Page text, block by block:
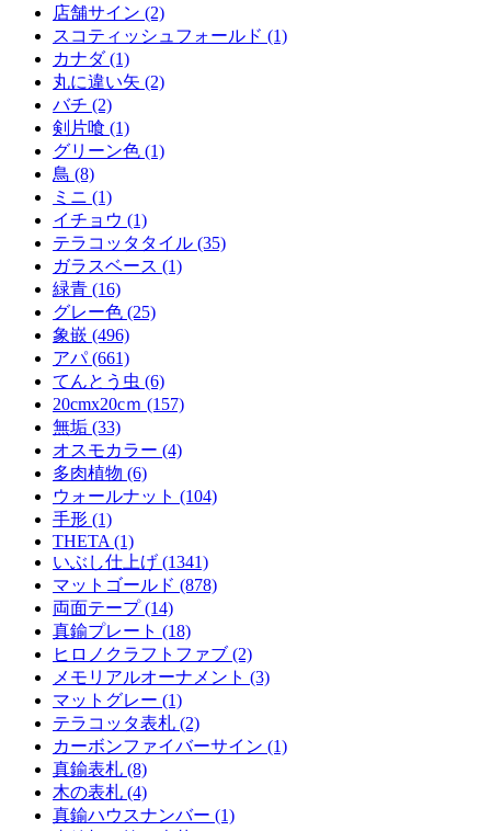
店舗サイン (2)
スコティッシュフォールド (1)
カナダ (1)
丸に違い矢 (2)
バチ (2)
剣片喰 (1)
グリーン色 (1)
鳥 (8)
ミニ (1)
イチョウ (1)
テラコッタタイル (35)
ガラスベース (1)
緑青 (16)
グレー色 (25)
象嵌 (496)
アパ (661)
てんとう虫 (6)
20cmx20cｍ (157)
無垢 (33)
オスモカラー (4)
多肉植物 (6)
ウォールナット (104)
手形 (1)
THETA (1)
いぶし仕上げ (1341)
マットゴールド (878)
両面テープ (14)
真鍮プレート (18)
ヒロノクラフトファブ (2)
メモリアルオーナメント (3)
マットグレー (1)
テラコッタ表札 (2)
カーボンファイバーサイン (1)
真鍮表札 (8)
木の表札 (4)
真鍮ハウスナンバー (1)